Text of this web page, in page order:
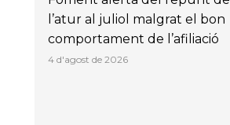
l’atur al juliol malgrat el bon
comportament de l’afiliació
4 d'agost de 2026